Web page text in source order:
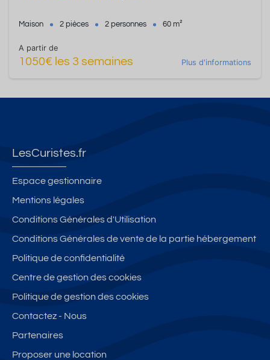
Maison 2 pièces 2 personnes 60 m²
A partir de
1050€ les 3 semaines Plus d'informations
LesCuristes.fr
Espace gestionnaire
Mentions légales
Conditions Générales d'Utilisation
Conditions Générales de vente de la partie hébergement
Politique de confidentialité
Centre de gestion des cookies
Politique de gestion des cookies
Contactez - Nous
Partenaires
Proposer une location